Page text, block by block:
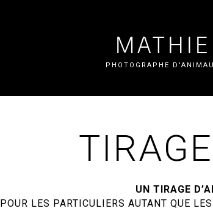
PHOTOGRAPHE
UN TIRAGE
POUR LES PARTICULIERS AUTANT QUE